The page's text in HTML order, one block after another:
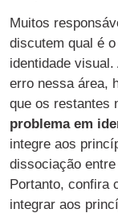
Muitos
discutem qual é
identidade
erro nessa área,
que os restantes
problema em
integre aos
dissociação
Portanto, confira
integrar aos